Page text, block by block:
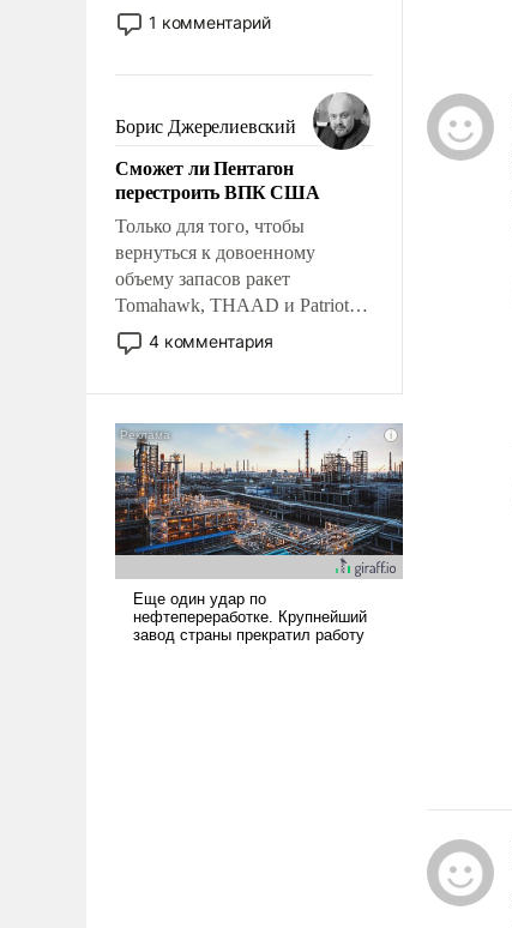
применение которых уже
стало обыденностью. Задача по
сложна и амбициозна. Однако
и ее реализация радикально
поднимет наши боевые
возможности.
1 комментарий
Борис Джерелиевский
Сможет ли Пентагон
перестроить ВПК США
Только для того, чтобы
вернуться к довоенному
объему запасов ракет
Tomahawk, THAAD и Patriot
США потребуется более трех
лет. Даже небольшая война с
Сложившаяся ситуация
означает многолетний период
уязвимости США, например,
перед Китаем.
4 комментария